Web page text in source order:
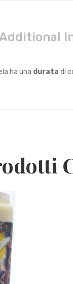
ha una durata di